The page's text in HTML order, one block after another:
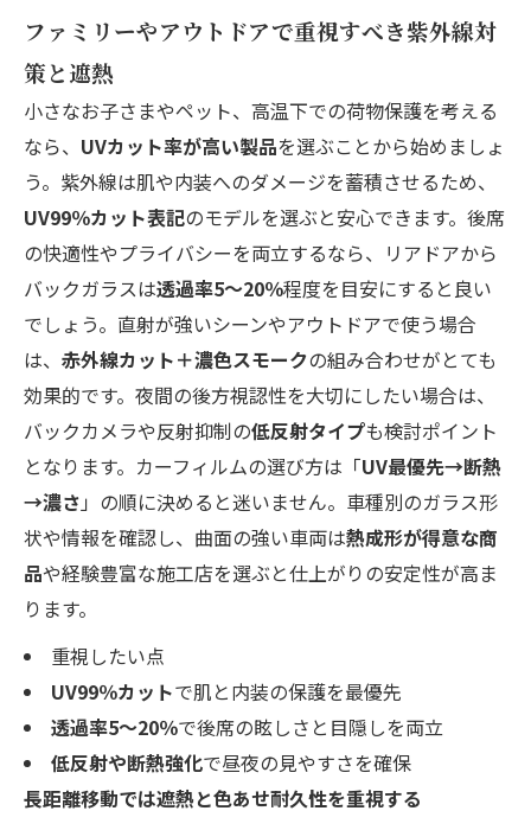
ファミリーやアウトドアで重視すべき紫外線対
策と遮熱
小さなお子さまやペット、高温下での荷物保護を考える
なら、 UVカット率が高い製品を選ぶことから始めましょ
う。紫外線は肌や内装へのダメージを蓄積させるため、
UV99％カット表記のモデルを選ぶと安心できます。後席
の快適性やプライバシーを両立するなら、リアドアから
バックガラスは透過率5〜20％程度を目安にすると良い
でしょう。直射が強いシーンやアウトドアで使う場合
は、 赤外線カット＋濃色スモークの組み合わせがとても
効果的です。夜間の後方視認性を大切にしたい場合は、
バックカメラや反射抑制の低反射タイプも検討ポイント
となります。カーフィルムの選び方は「UV最優先→断熱
→濃さ 」の順に決めると迷いません。車種別のガラス形
状や情報を確認し、曲面の強い車両は熱成形が得意な商
品や経験豊富な施工店を選ぶと仕上がりの安定性が高ま
ります。
重視したい点
UV99％カットで肌と内装の保護を最優先
透過率5〜20％で後席の眩しさと目隠しを両立
低反射や断熱強化で昼夜の見やすさを確保
長距離移動では遮熱と色あせ耐久性を重視する